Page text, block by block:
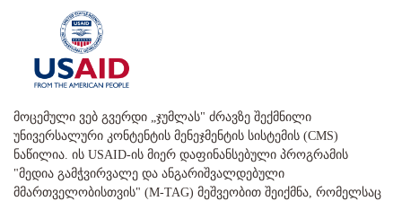
მოცემული ვებ გვერდი „ჯუმლას" ძრავზე შექმნილი
უნივერსალური კონტენტის მენეჯმენტის სისტემის (CMS)
ნაწილია. ის USAID-ის მიერ დაფინანსებული პროგრამის
"მედია გამჭვირვალე და ანგარიშვალდებული
მმართველობისთვის" (M-TAG) მეშვეობით შეიქმნა, რომელსაც